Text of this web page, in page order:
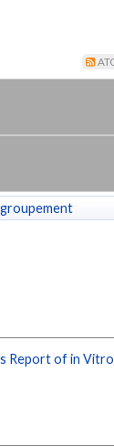
Report of in Vitro